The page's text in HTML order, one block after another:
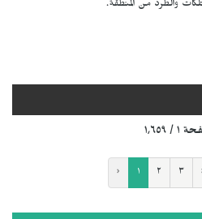
والطرد من المنطقة.
/ ١٬٦٥٩
‹ ١ ٢ ٣